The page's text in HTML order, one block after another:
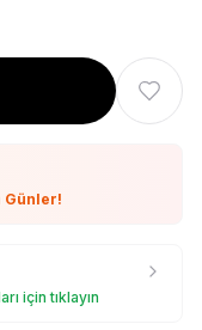
Günler!
için tıklayın